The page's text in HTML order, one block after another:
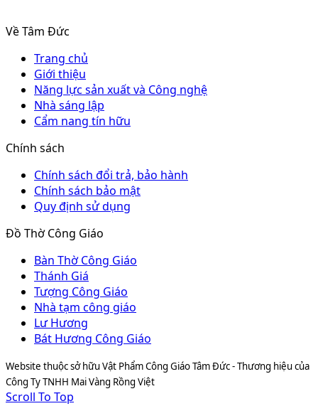
Về Tâm Đức
Trang chủ
Giới thiệu
Năng lực sản xuất và Công nghệ
Nhà sáng lập
Cẩm nang tín hữu
Chính sách
Chính sách đổi trả, bảo hành
Chính sách bảo mật
Quy định sử dụng
Đồ Thờ Công Giáo
Bàn Thờ Công Giáo
Thánh Giá
Tượng Công Giáo
Nhà tạm công giáo
Lư Hương
Bát Hương Công Giáo
Website thuộc sở hữu Vật Phẩm Công Giáo Tâm Đức - Thương hiệu của
Công Ty TNHH Mai Vàng Rồng Việt
Scroll To Top